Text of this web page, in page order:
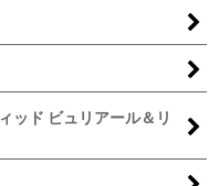
ド ビュリアール＆リ